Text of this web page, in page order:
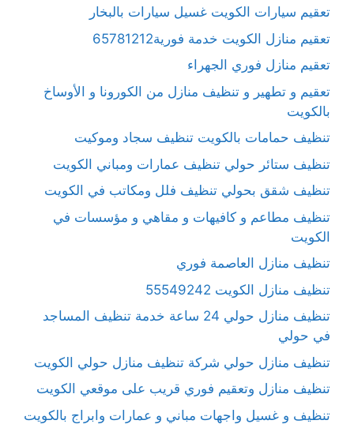
تعقيم سيارات الكويت غسيل سيارات بالبخار
تعقيم منازل الكويت خدمة فورية65781212
تعقيم منازل فوري الجهراء
تعقيم و تطهير و تنظيف منازل من الكورونا و الأوساخ
بالكويت
تنظيف حمامات بالكويت تنظيف سجاد وموكيت
تنظيف ستائر حولي تنظيف عمارات ومباني الكويت
تنظيف شقق بحولي تنظيف فلل ومكاتب في الكويت
تنظيف مطاعم و كافيهات و مقاهي و مؤسسات في
الكويت
تنظيف منازل العاصمة فوري
تنظيف منازل الكويت 55549242
تنظيف منازل حولي 24 ساعة خدمة تنظيف المساجد
في حولي
تنظيف منازل حولي شركة تنظيف منازل حولي الكويت
تنظيف منازل وتعقيم فوري قريب على موقعي الكويت
تنظيف و غسيل واجهات مباني و عمارات وابراج بالكويت